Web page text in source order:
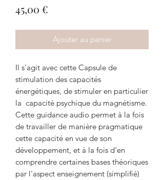
45,00 €
Ajouter au panier
Il s'agit avec cette Capsule de
stimulation des capacités
énergétiques, de stimuler en particulier
la capacité psychique du magnétisme.
Cette guidance audio permet à la fois
de travailler de manière pragmatique
cette capacité en vue de son
développement, et à la fois d'en
comprendre certaines bases théoriques
par l'aspect enseignement (simplifié)